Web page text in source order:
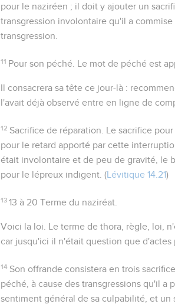
pour le naziréen ; il doit y ajouter un
transgression involontaire qu'il a
transgression.
11 Pour son péché . Le mot de péché est
Il consacrera sa tête ce jour-là :
l'avait déjà observé entre en ligne de
12 Sacrifice de réparation . Le sacrifice
pour le retard apporté par cette
était involontaire et de peu de gravité, le
pour le lépreux indigent. (Lévitique 14.21)
13 13 à 20 Terme du naziréat.
Voici la loi . Le terme de thora , règle, loi,
car jusqu'ici il n'était question que d'actes
14 Son offrande consistera en trois
péché, à cause des transgressions qu'il
sentiment général de sa culpabilité, et un